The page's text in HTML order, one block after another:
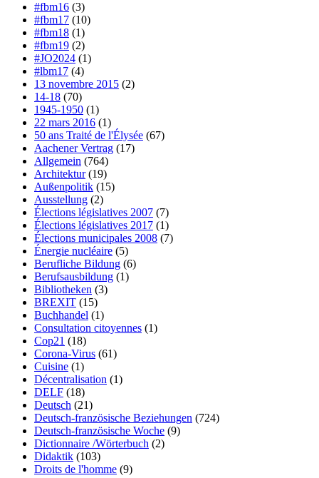
#fbm16 (3)
#fbm17 (10)
#fbm18 (1)
#fbm19 (2)
#JO2024 (1)
#lbm17 (4)
13 novembre 2015 (2)
14-18 (70)
1945-1950 (1)
22 mars 2016 (1)
50 ans Traité de l'Élysée (67)
Aachener Vertrag (17)
Allgemein (764)
Architektur(19)
Außenpolitik (15)
Ausstellung (2)
Élections législatives 2007 (7)
Élections législatives 2017 (1)
Élections municipales 2008 (7)
Énergie nucléaire (5)
Berufliche Bildung (6)
Berufsausbildung (1)
Bibliotheken (3)
BREXIT (15)
Buchhandel (1)
Consultation citoyennes (1)
Cop21 (18)
Corona-Virus (61)
Cuisine (1)
Décentralisation (1)
DELF (18)
Deutsch (21)
Deutsch-französische Beziehungen (724)
Deutsch-französische Woche (9)
Dictionnaire /Wörterbuch (2)
Didaktik (103)
Droits de l'homme (9)